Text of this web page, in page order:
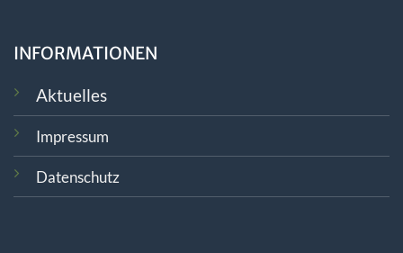
INFORMATIONEN
Aktuelles
Impressum
Datenschutz